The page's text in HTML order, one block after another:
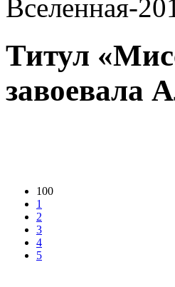
Вселенная-
Титул
завоевала
100
1
2
3
4
5